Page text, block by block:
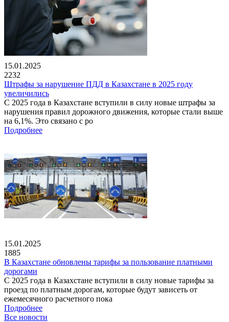
15.01.2025
2232
Штрафы за нарушение ПДД в Казахстане в 2025 году
увеличились
С 2025 года в Казахстане вступили в силу новые штрафы за
нарушения правил дорожного движения, которые стали выше
на 6,1%. Это связано с ро
Подробнее
15.01.2025
1885
В Казахстане обновлены тарифы за пользование платными
дорогами
С 2025 года в Казахстане вступили в силу новые тарифы за
проезд по платным дорогам, которые будут зависеть от
ежемесячного расчетного пока
Подробнее
Все новости